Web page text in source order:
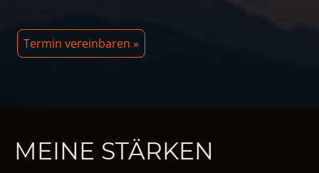
Termin vereinbaren »
MEINE STÄRKEN